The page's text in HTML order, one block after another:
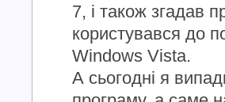
7, і також згадав
користувався до
Windows Vista.
А сьогодні я